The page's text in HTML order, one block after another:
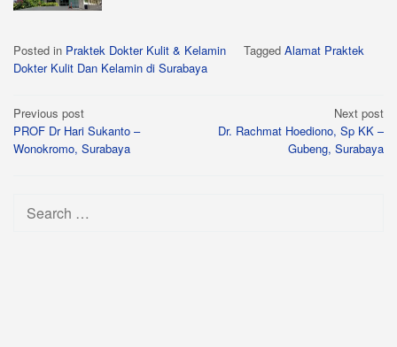
Posted in Praktek Dokter Kulit & Kelamin Tagged Alamat Praktek
Dokter Kulit Dan Kelamin di Surabaya
Post
navigation
Previous post
PROF Dr Hari Sukanto –
Wonokromo, Surabaya
Next post
Dr. Rachmat Hoediono, Sp KK –
Gubeng, Surabaya
Search